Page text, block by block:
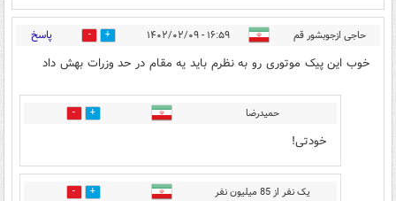
حاجی ازجوبشور قم ۱۶:۵۹ - ۱۴۰۲/۰۲/۰۹ 6 پاسخ
خوب این پیک موتوری رو به نظرم باید یه مقام در حد وزرات بهش داد
حمیدرضا 17
خودتی!
یک نفر از 85 میلیون نفر 25